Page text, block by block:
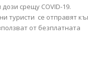
срещу COVID-19.
туристи се отправят
от безплатната